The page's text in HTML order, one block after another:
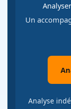
Un
Analyse